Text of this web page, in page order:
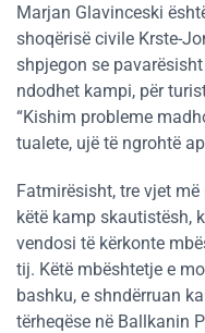
Marjan Glavinceski
shoqërisë civile Krste-
shpjegon se
ndodhet kampi, për
“Kishim probleme
tualete, ujë të ngrohtë
Fatmirësisht, tre vjet
këtë kamp skautistësh,
vendosi të kërkonte
tij. Këtë mbështetje e
bashku, e shndërruan
tërheqëse në Ballkanin